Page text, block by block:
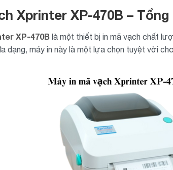
Xprinter XP-470B –
XP-470B là một thiết bị in mã vạch chất
dạng, máy in này là một lựa chọn tuyệt vời